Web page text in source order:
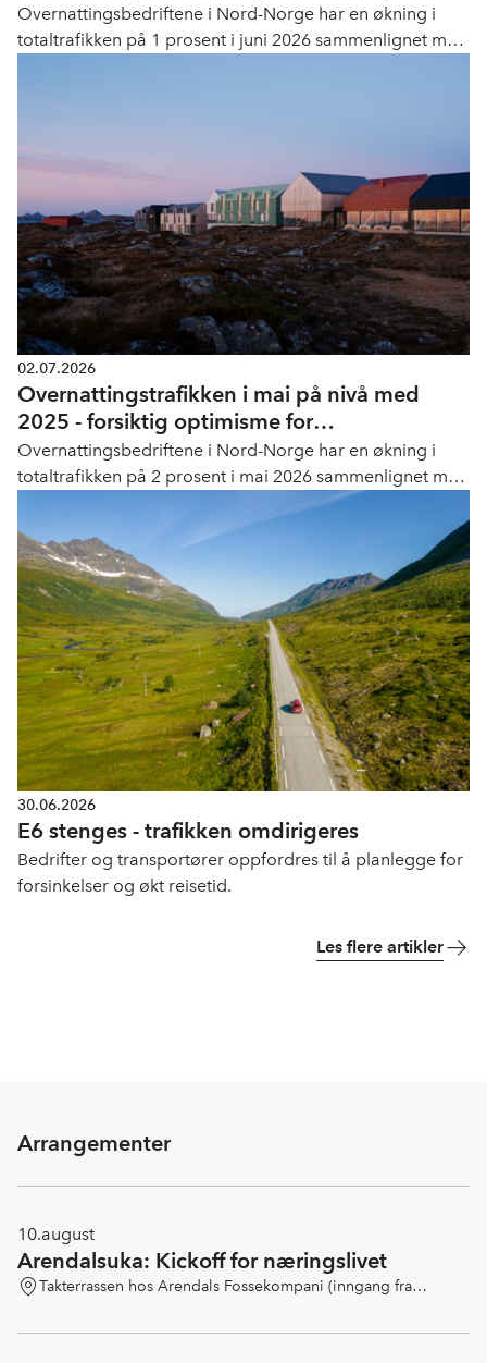
Overnattingsbedriftene i Nord-Norge har en økning i
totaltrafikken på 1 prosent i juni 2026 sammenlignet med
02.07.2026
Overnattingstrafikken i mai på nivå med
2025 - forsiktig optimisme for
sommersesongen
Overnattingsbedriftene i Nord-Norge har en økning i
totaltrafikken på 2 prosent i mai 2026 sammenlignet med
mai 2025. Nordland og Finnmark har begge en økning
på 3 prosent, mens Troms er på samme nivå som i 2025.
Svalbard har en nedgang i totaltrafikken på 2 prosent.
30.06.2026
E6 stenges - trafikken omdirigeres
Bedrifter og transportører oppfordres til å planlegge for
forsinkelser og økt reisetid.
Les flere artikler
Arrangementer
10.august
Arendalsuka: Kickoff for næringslivet
Takterrassen hos Arendals Fossekompani (inngang fra